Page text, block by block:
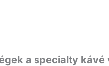
a specialty kávé